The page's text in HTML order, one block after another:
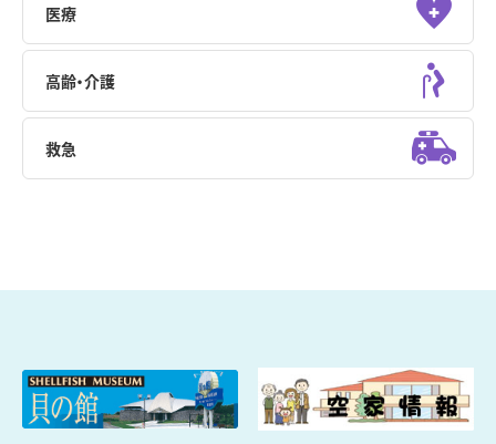
医療
高齢・介護
救急